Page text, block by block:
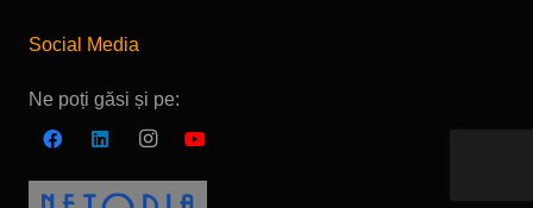
Social Media
Ne poți găsi și pe: